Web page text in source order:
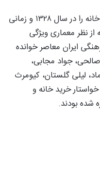
نیما و همسرش عالیه جهانگیر این خانه را در سال ۱۳۲۸ و زمانی
از نظر معماری ویژگی
ایران معاصر خوانده
جواد مجابی،
لیلی گلستان، کیومرث
خرید خانه و
شده بودند.